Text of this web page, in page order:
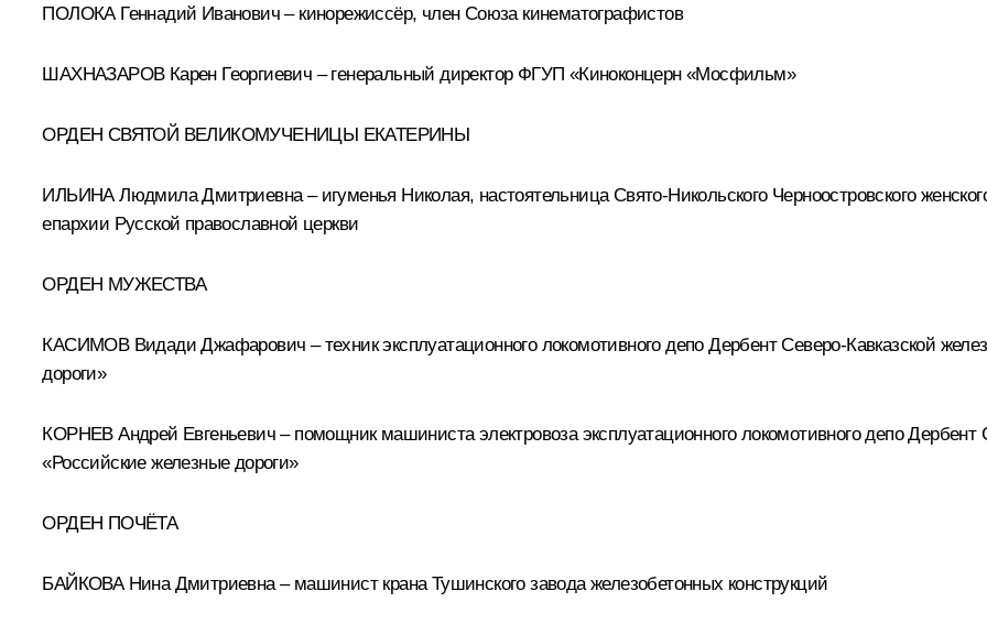
ПОЛОКА Геннадий Иванович – кинорежиссёр, член Союза кинематографистов
ШАХНАЗАРОВ Карен Георгиевич – генеральный директор ФГУП «Киноконцерн «Мосфильм»
ОРДЕН СВЯТОЙ ВЕЛИКОМУЧЕНИЦЫ ЕКАТЕРИНЫ
ИЛЬИНА Людмила Дмитриевна – игуменья Николая, настоятельница Свято-Никольского Черноостровского
епархии Русской православной церкви
ОРДЕН МУЖЕСТВА
КАСИМОВ Видади Джафарович – техник эксплуатационного локомотивного депо Дербент Северо-Кавказской
дороги»
КОРНЕВ Андрей Евгеньевич – помощник машиниста электровоза эксплуатационного локомотивного депо
«Российские железные дороги»
ОРДЕН ПОЧЁТА
БАЙКОВА Нина Дмитриевна – машинист крана Тушинского завода железобетонных конструкций